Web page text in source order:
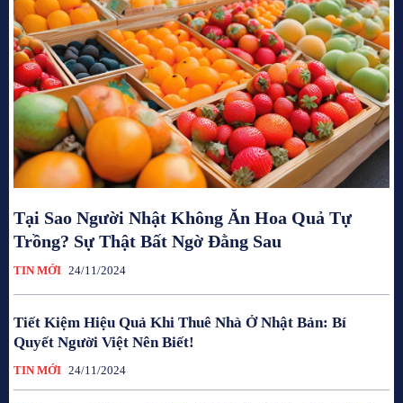
Tại Sao Người Nhật Không Ăn Hoa Quả Tự
Trồng? Sự Thật Bất Ngờ Đằng Sau
TIN MỚI 24/11/2024
Tiết Kiệm Hiệu Quả Khi Thuê Nhà Ở Nhật Bản: Bí
Quyết Người Việt Nên Biết!
TIN MỚI 24/11/2024